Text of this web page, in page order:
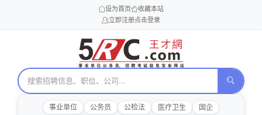
设为首页
收藏本站
立即注册点击登录
事业单位 公务员 公检法 医疗卫生
国企